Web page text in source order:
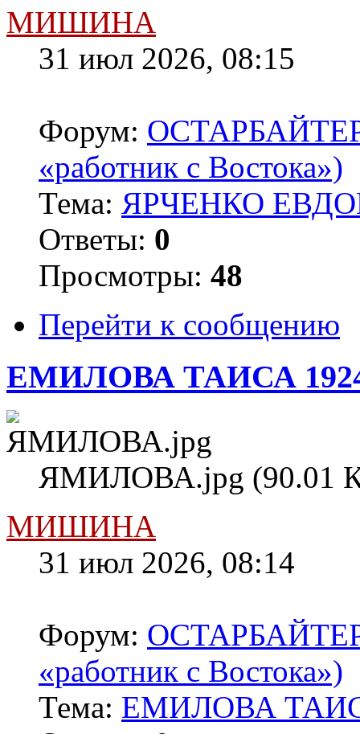
МИШИНА
31 июл 2026, 08:15
Форум:
«работник с Востока»)
Тема: ЯРЧЕНКО
Ответы: 0
Просмотры: 48
Перейти к сообщению
ЕМИЛОВА ТАИСА
ЯМИЛОВА.jpg (90.01
МИШИНА
31 июл 2026, 08:14
Форум:
«работник с Востока»)
Тема: ЕМИЛОВА